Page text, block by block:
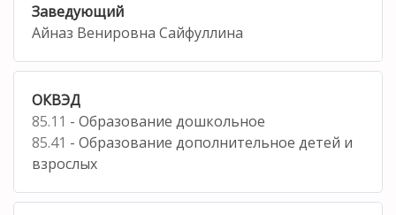
Заведующий
Айназ Венировна Сайфуллина
ОКВЭД
85.11 - Образование дошкольное
85.41 - Образование дополнительное детей и
взрослых